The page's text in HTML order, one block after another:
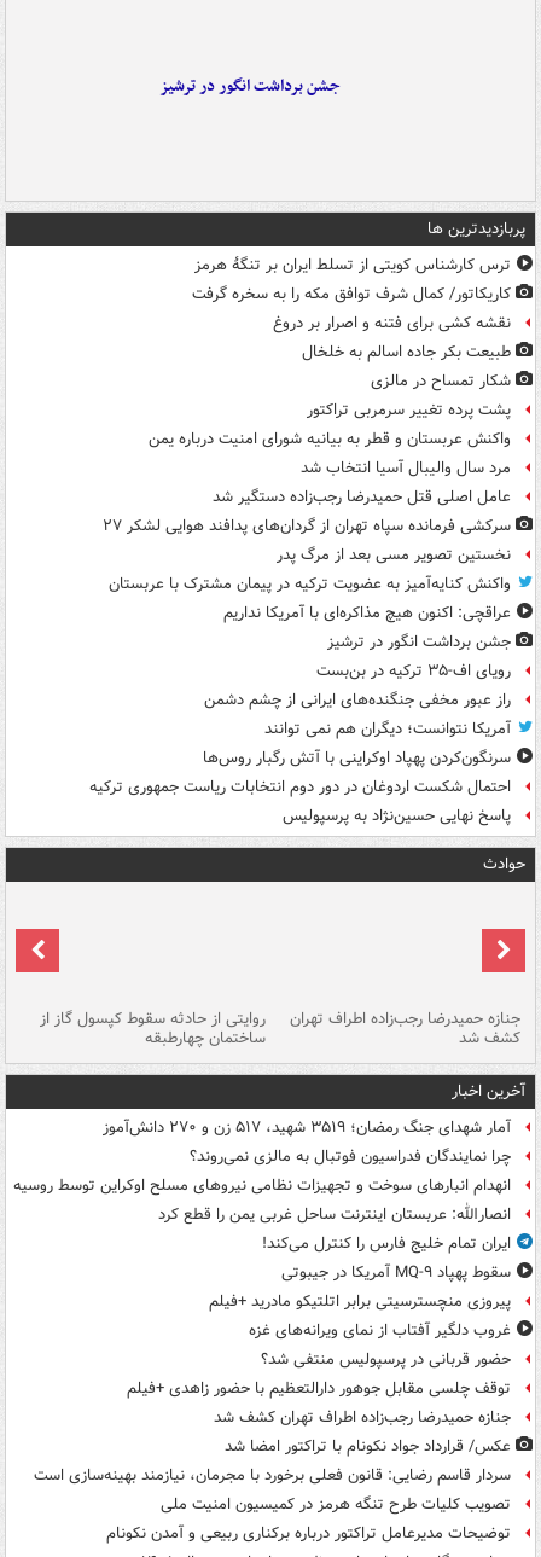
جشن برداشت انگور در ترشیز
پربازدیدترین ها
ترس کارشناس کویتی از تسلط ایران بر تنگۀ هرمز
کاریکاتور/ کمال شرف توافق مکه را به سخره گرفت
نقشه کشی برای فتنه و اصرار بر دروغ
طبیعت بکر جاده اسالم به خلخال
شکار تمساح در مالزی
پشت پرده تغییر سرمربی تراکتور
واکنش عربستان و قطر به بیانیه شورای امنیت درباره یمن
مرد سال والیبال آسیا انتخاب شد
عامل اصلی قتل حمیدرضا رجب‌زاده دستگیر شد
سرکشی فرمانده سپاه تهران از گردان‌های پدافند هوایی لشکر ۲۷
نخستین تصویر مسی بعد از مرگ پدر
واکنش کنایه‌آمیز به عضویت ترکیه در پیمان مشترک با عربستان
عراقچی: اکنون هیچ مذاکره‌ای با آمریکا نداریم
جشن برداشت انگور در ترشیز
رویای اف-۳۵ ترکیه در بن‌بست
راز عبور مخفی جنگنده‌های ایرانی از چشم دشمن
آمریکا نتوانست؛ دیگران هم نمی توانند
سرنگون‌کردن پهپاد اوکراینی با آتش رگبار روس‌ها
احتمال شکست اردوغان در دور دوم انتخابات ریاست جمهوری ترکیه
پاسخ نهایی حسین‌نژاد به پرسپولیس
حوادث
جنازه حمیدرضا رجب‌زاده اطراف تهران
کشف شد
روایتی از حادثه سقوط کپسول گاز از
ساختمان چهارطبقه
آخرین اخبار
آمار شهدای جنگ رمضان؛ ۳۵۱۹ شهید، ۵۱۷ زن و ۲۷۰ دانش‌آموز
چرا نمایندگان فدراسیون فوتبال به مالزی نمی‌روند؟
انهدام انبارهای سوخت و تجهیزات نظامی نیروهای مسلح اوکراین توسط روسیه
انصارالله: عربستان اینترنت ساحل غربی یمن را قطع کرد
ایران تمام خلیج فارس را کنترل می‌کند!
سقوط پهپاد MQ-۹ آمریکا در جیبوتی
پیروزی منچسترسیتی برابر اتلتیکو مادرید +فیلم
غروب دلگیر آفتاب از نمای ویرانه‌های غزه
حضور قربانی در پرسپولیس منتفی شد؟
توقف چلسی مقابل جوهور دارالتعظیم با حضور زاهدی +فیلم
جنازه حمیدرضا رجب‌زاده اطراف تهران کشف شد
عکس/ قرارداد جواد نکونام با تراکتور امضا شد
سردار قاسم رضایی: قانون فعلی برخورد با مجرمان، نیازمند بهینه‌سازی است
تصویب کلیات طرح تنگه هرمز در کمیسیون امنیت ملی
توضیحات مدیرعامل تراکتور درباره برکناری ربیعی و آمدن نکونام